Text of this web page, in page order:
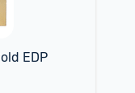
EDP